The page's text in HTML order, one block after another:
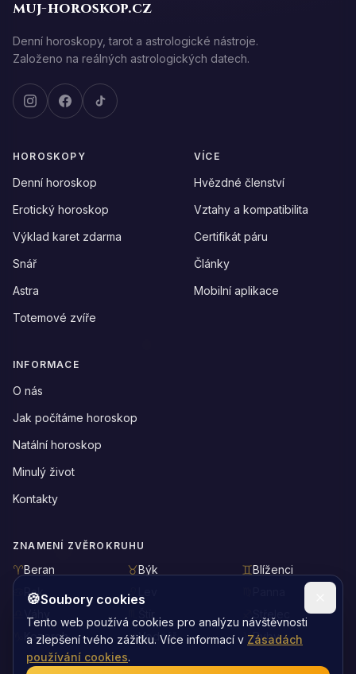
muj-horoskop.cz
Denní horoskopy, tarot a astrologické nástroje.
Založeno na reálných astrologických datech.
HOROSKOPY
Denní horoskop
Erotický horoskop
Výklad karet zdarma
Snář
Astra
Totemové zvíře
VÍCE
Hvězdné členství
Vztahy a kompatibilita
Certifikát páru
Články
Mobilní aplikace
INFORMACE
O nás
Jak počítáme horoskop
Natální horoskop
Minulý život
Kontakty
ZNAMENÍ ZVĚROKRUHU
Beran Býk
Blíženci
Rak
Kozoroh
Vodnář Ryby
🍪Soubory cookies
Tento web používá cookies pro analýzu návštěvnosti
a zlepšení tvého zážitku. Více informací v Zásadách
používání cookies.